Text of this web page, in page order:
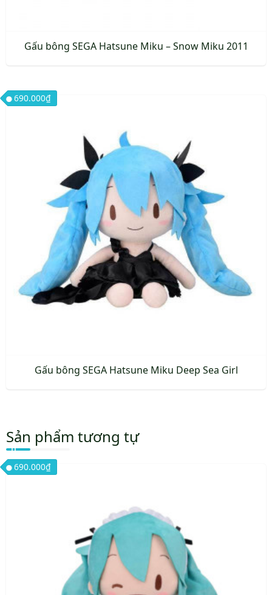
Gấu bông SEGA Hatsune Miku – Snow Miku 2011
Gấu bông SEGA Hatsune Miku Deep Sea Girl
690.000₫
Sản phẩm tương tự
690.000₫